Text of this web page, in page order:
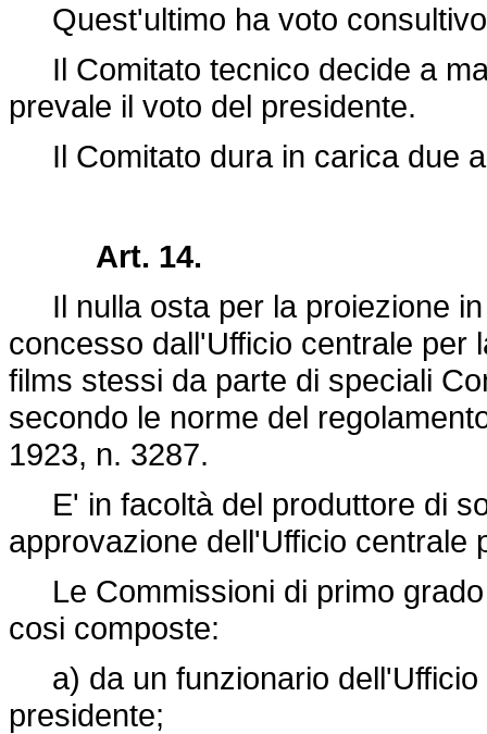
Quest'ultimo ha voto
Il Comitato tecnico decide a
prevale il voto del presidente.
Il Comitato dura in carica due
Art. 14.
Il nulla osta per la proiezione in
concesso dall'Ufficio centrale per
films stessi da parte di speciali
secondo le norme del
1923, n. 3287.
E' in facoltà del produttore di
approvazione dell'Ufficio centrale
Le Commissioni di primo
cosi composte:
a) da un funzionario dell'Ufficio
presidente;